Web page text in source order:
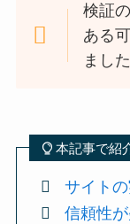
検証
ある
ました
本記事で紹
サイト
信頼性